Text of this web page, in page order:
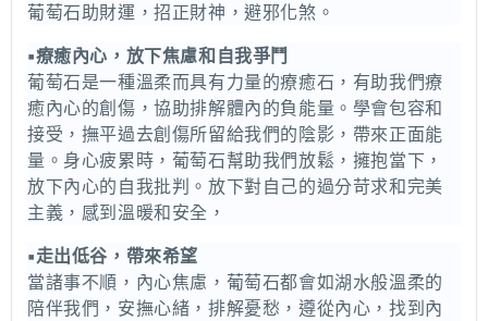
葡萄石助財運，招正財神，避邪化煞。
▪️療癒內心，放下焦慮和自我爭鬥
葡萄石是一種溫柔而具有力量的療癒石，有助我們療
癒內心的創傷，協助排解體內的負能量。學會包容和
接受，撫平過去創傷所留給我們的陰影，帶來正面能
量。身心疲累時，葡萄石幫助我們放鬆，擁抱當下，
放下內心的自我批判。放下對自己的過分苛求和完美
主義，感到溫暖和安全，
▪️走出低谷，帶來希望
當諸事不順，內心焦慮，葡萄石都會如湖水般溫柔的
陪伴我們，安撫心緒，排解憂愁，遵從內心，找到內